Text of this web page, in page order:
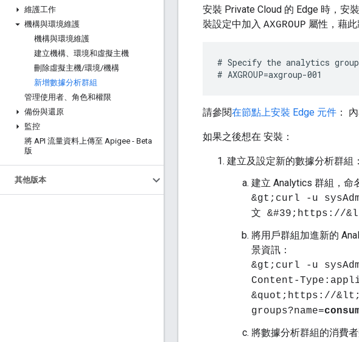
維護工作
機構與環境維護
機構與環境維護
建立機構、環境和虛擬主機
刪除虛擬主機/環境/機構
新增數據分析群組
管理使用者、角色和權限
備份與還原
監控
將 API 流量資料上傳至 Apigee - Beta
版
其他版本
安裝 Private Cloud 的 Edge 時，安
裝設定中加入 AXGROUP 屬性，藉此
# Specify the analytics
# AXGROUP=axgroup-001
請參閱在節點上安裝 Edge 元件 ：
如果之後想在 安裝：
建立及設定新的數據分析群組：
建立 Analytics 群組，命
&gt;curl -u
文 &#39;https://
將用戶群組加進新的
景資訊：
&gt;curl -u
Content-
&quot;https://
groups?name=
將數據分析群組的消費